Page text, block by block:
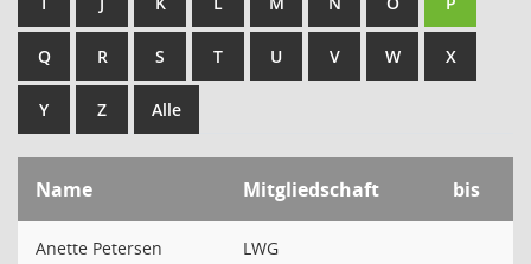
Q R S T U V W X
Y Z Alle
Name Mitgliedschaft bis
Anette Petersen LWG